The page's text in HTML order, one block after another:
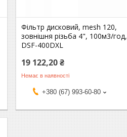
Фільтр дисковий, mesh 120,
зовнішня різьба 4", 100м3/год,
DSF-400DXL
19 122,20 ₴
Немає в наявності
+380 (67) 993-60-80